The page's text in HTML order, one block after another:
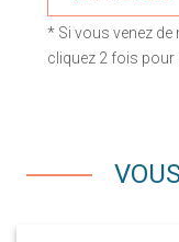
* Si vous venez de
cliquez 2 fois pour